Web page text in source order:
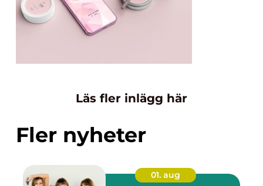
Läs fler inlägg här
Fler nyheter
01. aug